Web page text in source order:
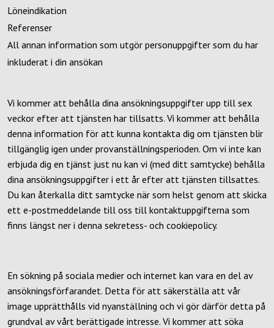
Löneindikation
Referenser
All annan information som utgör personuppgifter som du har
inkluderat i din ansökan
Vi kommer att behålla dina ansökningsuppgifter upp till sex
veckor efter att tjänsten har tillsatts. Vi kommer att behålla
denna information för att kunna kontakta dig om tjänsten blir
tillgänglig igen under provanställningsperioden. Om vi inte kan
erbjuda dig en tjänst just nu kan vi (med ditt samtycke) behålla
dina ansökningsuppgifter i ett år efter att tjänsten tillsattes.
Du kan återkalla ditt samtycke när som helst genom att skicka
ett e-postmeddelande till oss till kontaktuppgifterna som
finns längst ner i denna sekretess- och cookiepolicy.
En sökning på sociala medier och internet kan vara en del av
ansökningsförfarandet. Detta för att säkerställa att vår
image upprätthålls vid nyanställning och vi gör därför detta på
grundval av vårt berättigade intresse. Vi kommer att söka